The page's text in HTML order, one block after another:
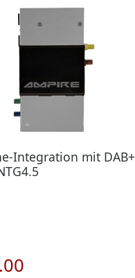
Integration mit